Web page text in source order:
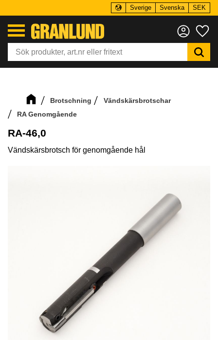
Sverige Svenska SEK
Brotschning
Vändskärsbrotschar
RA Genomgående
RA-46,0
Vändskärsbrotsch för genomgående hål